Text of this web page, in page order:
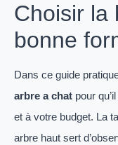
Choisir la
bonne
Dans ce guide
arbre a chat pour
et à votre budget. La
arbre haut sert